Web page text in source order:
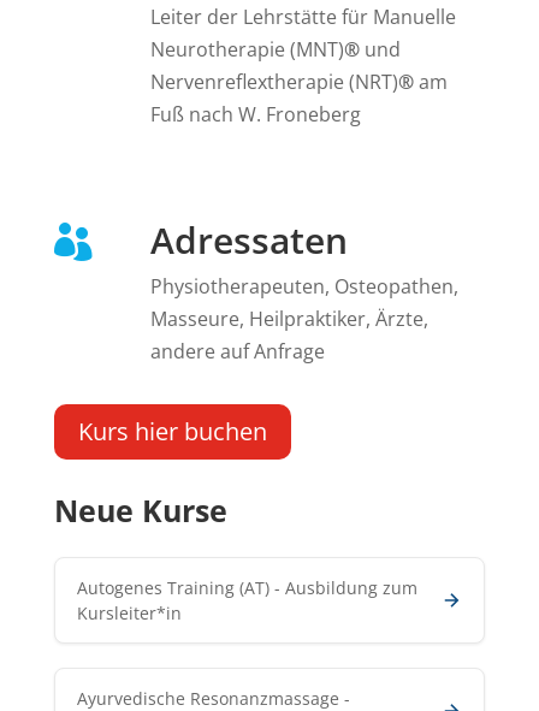
Leiter der Lehrstätte für Manuelle
Neurotherapie (MNT)®und
Nervenreflextherapie (NRT)®am
Fuß nach W. Froneberg
 Adressaten
Physiotherapeuten, Osteopathen,
Masseure, Heilpraktiker, Ärzte,
andere auf Anfrage
Kurs hier buchen
Neue Kurse
Autogenes Training (AT) - Ausbildung zum
Kursleiter*in
Ayurvedische Resonanzmassage -